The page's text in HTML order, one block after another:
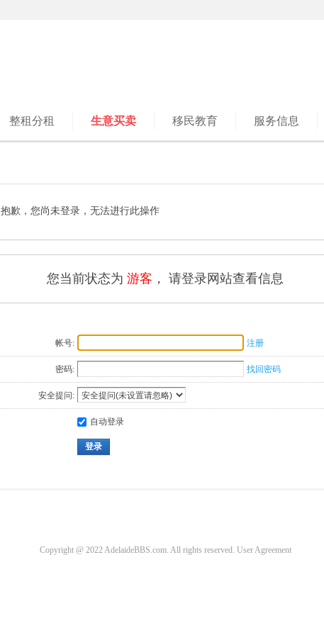
整租分租 生意买卖 移民教育 服务信息
抱歉，您尚未登录，无法进行此操作
您当前状态为 游客 ， 请登录网站查看信息
帐号: 注册
密码: 找回密码
安全提问:
自动登录
登录
Copyright @ 2022 AdelaideBBS.com. All rights reserved. User Agreement